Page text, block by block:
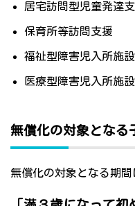
居宅訪問型児童発達
保育所等訪問支援
福祉型障害児入所施設
医療型障害児入所施設
無償化の対象となる
無償化の対象となる期間